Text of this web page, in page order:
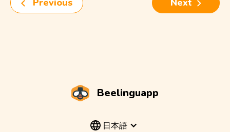
Beelinguapp
日本語